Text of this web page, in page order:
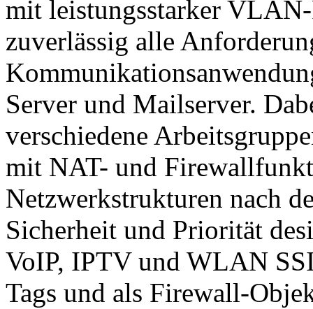
mit leistungsstarker
zuverlässig alle
Server und Mailserver.
verschiedene
mit NAT- und
Netzwerkstrukturen nach
Sicherheit und Priorität
VoIP, IPTV und WLAN
Tags und als Firewall-